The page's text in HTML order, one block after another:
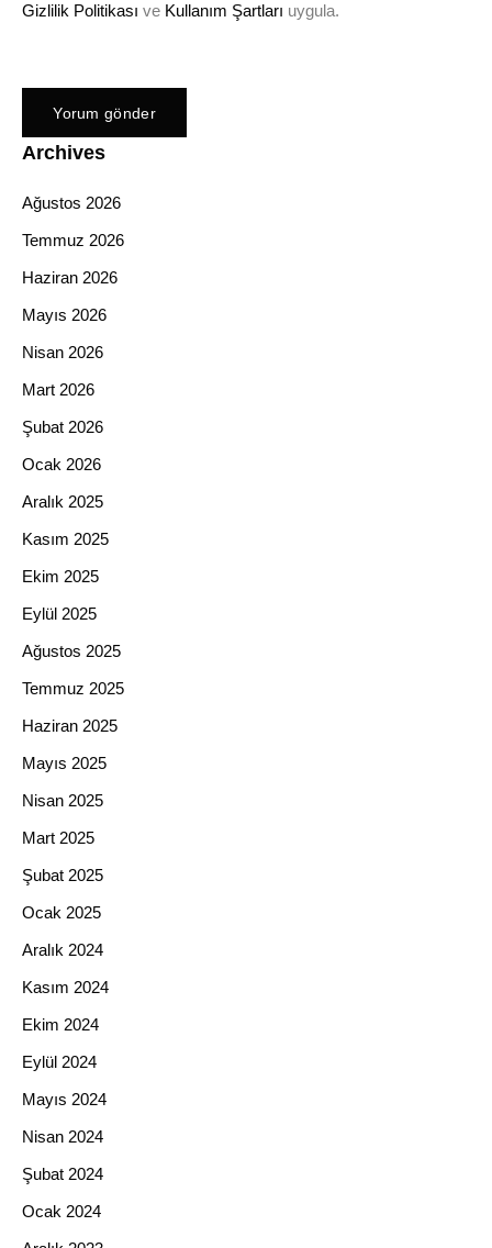
Gizlilik Politikası ve Kullanım Şartları uygula.
Archives
Ağustos 2026
Temmuz 2026
Haziran 2026
Mayıs 2026
Nisan 2026
Mart 2026
Şubat 2026
Ocak 2026
Aralık 2025
Kasım 2025
Ekim 2025
Eylül 2025
Ağustos 2025
Temmuz 2025
Haziran 2025
Mayıs 2025
Nisan 2025
Mart 2025
Şubat 2025
Ocak 2025
Aralık 2024
Kasım 2024
Ekim 2024
Eylül 2024
Mayıs 2024
Nisan 2024
Şubat 2024
Ocak 2024